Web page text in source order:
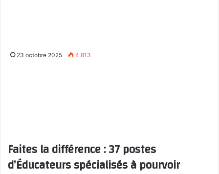
23 octobre 2025 4 813
Faites la différence : 37 postes
d’Éducateurs spécialisés à pourvoir